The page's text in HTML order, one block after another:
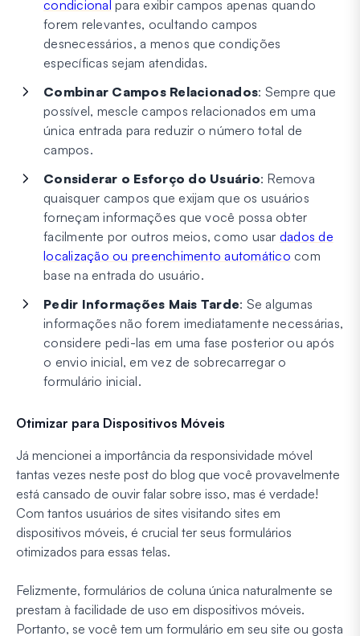
condicional para exibir campos apenas quando
forem relevantes, ocultando campos
desnecessários, a menos que condições
específicas sejam atendidas.
Combinar Campos Relacionados: Sempre que
possível, mescle campos relacionados em uma
única entrada para reduzir o número total de
campos.
Considerar o Esforço do Usuário: Remova
quaisquer campos que exijam que os usuários
forneçam informações que você possa obter
facilmente por outros meios, como usar dados de
localização ou preenchimento automático com
base na entrada do usuário.
Pedir Informações Mais Tarde: Se algumas
informações não forem imediatamente necessárias,
considere pedi-las em uma fase posterior ou após
o envio inicial, em vez de sobrecarregar o
formulário inicial.
Otimizar para Dispositivos Móveis
Já mencionei a importância da responsividade móvel
tantas vezes neste post do blog que você provavelmente
está cansado de ouvir falar sobre isso, mas é verdade!
Com tantos usuários de sites visitando sites em
dispositivos móveis, é crucial ter seus formulários
otimizados para essas telas.
Felizmente, formulários de coluna única naturalmente se
prestam à facilidade de uso em dispositivos móveis.
Portanto, se você tem um formulário em seu site ou gosta